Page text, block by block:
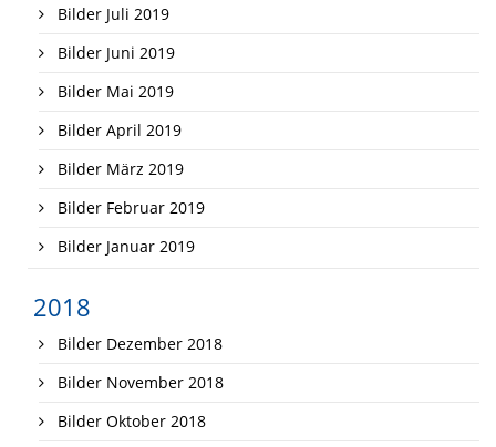
Bilder Juli 2019
Bilder Juni 2019
Bilder Mai 2019
Bilder April 2019
Bilder März 2019
Bilder Februar 2019
Bilder Januar 2019
2018
Bilder Dezember 2018
Bilder November 2018
Bilder Oktober 2018